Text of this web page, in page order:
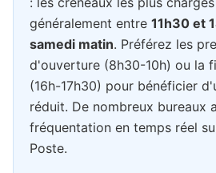
généralement entre 11h30 et
samedi matin. Préférez les
d'ouverture (8h30-10h) ou la
(16h-17h30) pour bénéficier
réduit. De nombreux bureaux
fréquentation en temps réel
Poste.